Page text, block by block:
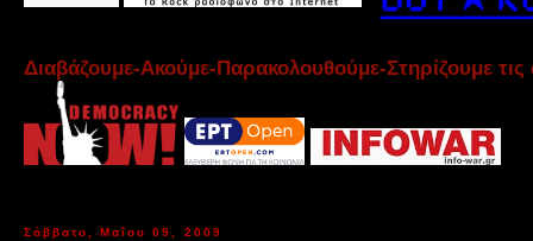
Διαβάζουμε-Ακούμε-Παρακολουθούμε-Στηρίζουμε
Σάββατο, Μαΐου 09, 2009